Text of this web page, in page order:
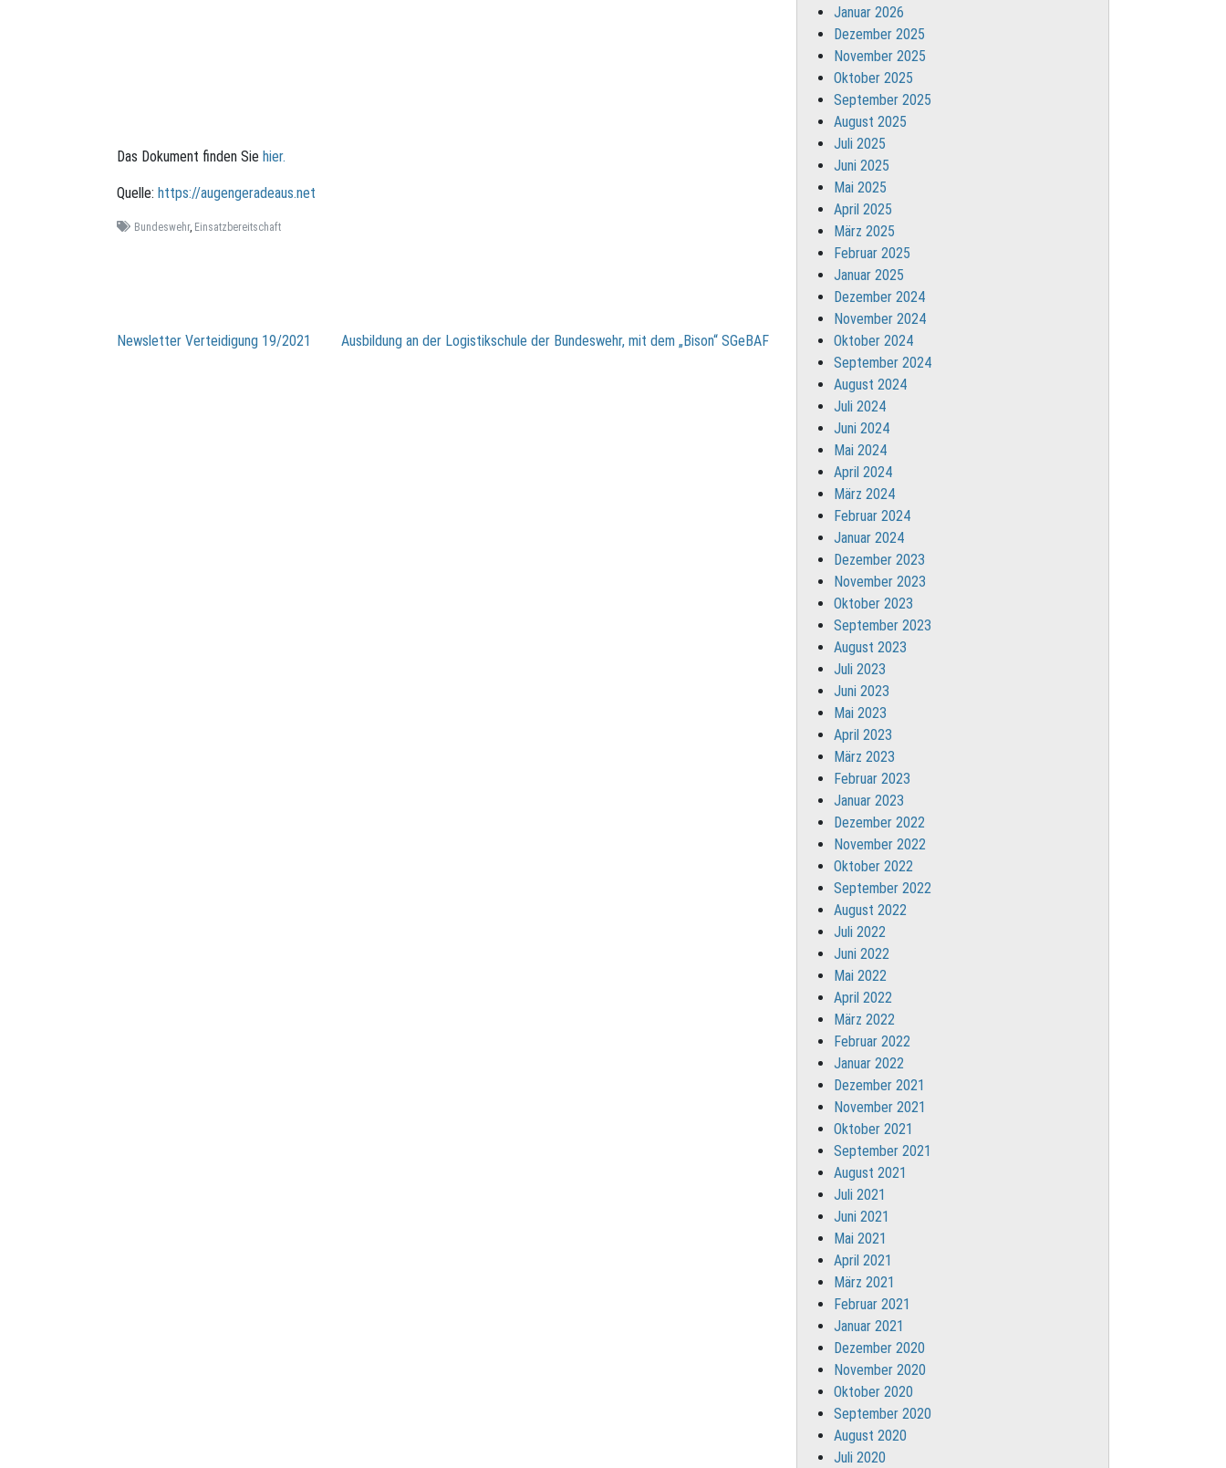
Das Dokument finden Sie hier.
Quelle: https://augengeradeaus.net
Bundeswehr, Einsatzbereitschaft
Beitragsnavigation
Newsletter Verteidigung 19/2021 Ausbildung an der Logistikschule der Bundeswehr, mit dem „Bison“ SGeBAF
Januar 2026
Dezember 2025
November 2025
Oktober 2025
September 2025
August 2025
Juli 2025
Juni 2025
Mai 2025
April 2025
März 2025
Februar 2025
Januar 2025
Dezember 2024
November 2024
Oktober 2024
September 2024
August 2024
Juli 2024
Juni 2024
Mai 2024
April 2024
März 2024
Februar 2024
Januar 2024
Dezember 2023
November 2023
Oktober 2023
September 2023
August 2023
Juli 2023
Juni 2023
Mai 2023
April 2023
März 2023
Februar 2023
Januar 2023
Dezember 2022
November 2022
Oktober 2022
September 2022
August 2022
Juli 2022
Juni 2022
Mai 2022
April 2022
März 2022
Februar 2022
Januar 2022
Dezember 2021
November 2021
Oktober 2021
September 2021
August 2021
Juli 2021
Juni 2021
Mai 2021
April 2021
März 2021
Februar 2021
Januar 2021
Dezember 2020
November 2020
Oktober 2020
September 2020
August 2020
Juli 2020